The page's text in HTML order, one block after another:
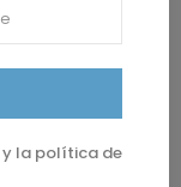
y la política de